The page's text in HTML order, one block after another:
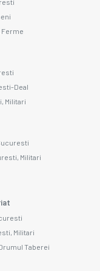
Ferme
Deal
Militari
Militari
Militari
Taberei